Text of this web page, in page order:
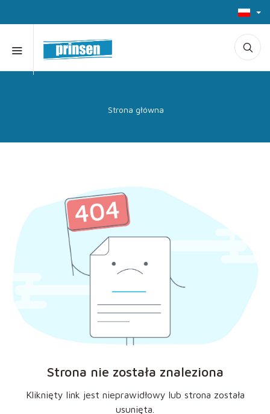
Strona główna
Strona nie została znaleziona
Kliknięty link jest nieprawidłowy lub strona została
usunięta.